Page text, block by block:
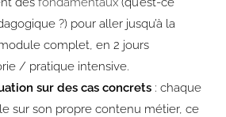
?) pour aller jusqu’à la
complet, en 2 jours
/ pratique intensive.
sur des cas concrets : chaque
sur son propre contenu métier, ce